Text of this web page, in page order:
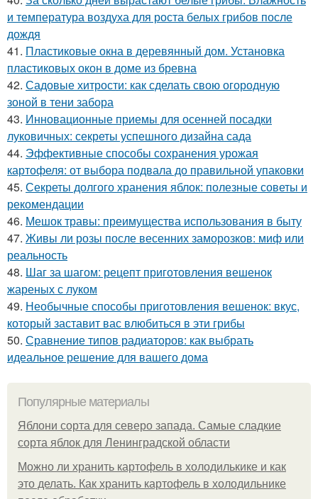
и температура воздуха для роста белых грибов после
дождя
41. Пластиковые окна в деревянный дом. Установка
пластиковых окон в доме из бревна
42. Садовые хитрости: как сделать свою огородную
зоной в тени забора
43. Инновационные приемы для осенней посадки
луковичных: секреты успешного дизайна сада
44. Эффективные способы сохранения урожая
картофеля: от выбора подвала до правильной упаковки
45. Секреты долгого хранения яблок: полезные советы и
рекомендации
46. Мешок травы: преимущества использования в быту
47. Живы ли розы после весенних заморозков: миф или
реальность
48. Шаг за шагом: рецепт приготовления вешенок
жареных с луком
49. Необычные способы приготовления вешенок: вкус,
который заставит вас влюбиться в эти грибы
50. Сравнение типов радиаторов: как выбрать
идеальное решение для вашего дома
Популярные материалы
Яблони сорта для северо запада. Самые сладкие
сорта яблок для Ленинградской области
Можно ли хранить картофель в холодилькике и как
это делать. Как хранить картофель в холодильнике